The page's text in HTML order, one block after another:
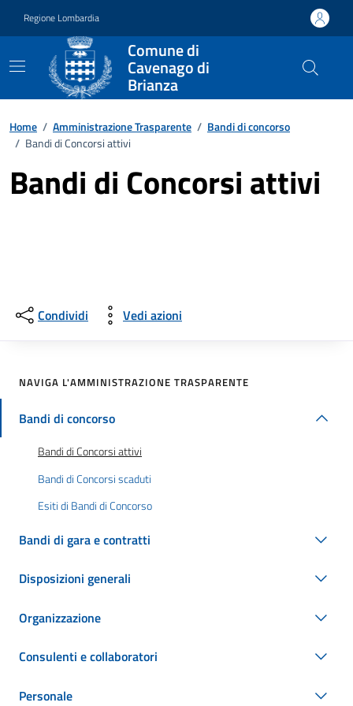
Regione Lombardia
Comune di
Cavenago di
Brianza
Home / Amministrazione Trasparente / Bandi di concorso
/ Bandi di Concorsi attivi
Bandi di Concorsi attivi
Condividi Vedi azioni
NAVIGA L'AMMINISTRAZIONE TRASPARENTE
Bandi di concorso
Bandi di Concorsi attivi
Bandi di Concorsi scaduti
Esiti di Bandi di Concorso
Bandi di gara e contratti
Disposizioni generali
Organizzazione
Consulenti e collaboratori
Personale